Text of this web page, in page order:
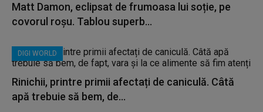
Matt Damon, eclipsat de frumoasa lui soție, pe
covorul roșu. Tablou superb...
DIGI WORLD
Rinichii, printre primii afectați de caniculă. Câtă
apă trebuie să bem, de...